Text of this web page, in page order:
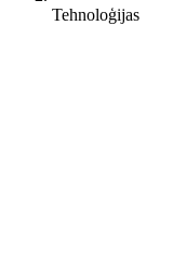
Tehnoloģijas